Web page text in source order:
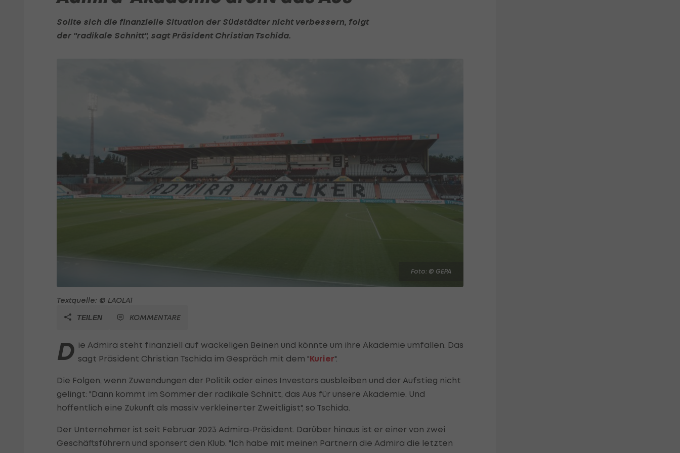
Sollte sich die finanzielle Situation der Südstädter nicht verbessern, folgt
der "radikale Schnitt", sagt Präsident Christian Tschida.
Foto: © GEPA
Textquelle: © LAOLA1
TEILEN KOMMENTARE
D ie Admira steht finanziell auf wackeligen Beinen und könnte um ihre Akademie umfallen. Das
sagt Präsident Christian Tschida im Gespräch mit dem "Kurier".
Die Folgen, wenn Zuwendungen der Politik oder eines Investors ausbleiben und der Aufstieg nicht
gelingt: "Dann kommt im Sommer der radikale Schnitt, das Aus für unsere Akademie. Und
hoffentlich eine Zukunft als massiv verkleinerter Zweitligist", so Tschida.
Der Unternehmer ist seit Februar 2023 Admira-Präsident. Darüber hinaus ist er einer von zwei
Geschäftsführern und sponsert den Klub. "Ich habe mit meinen Partnern die Admira die letzten